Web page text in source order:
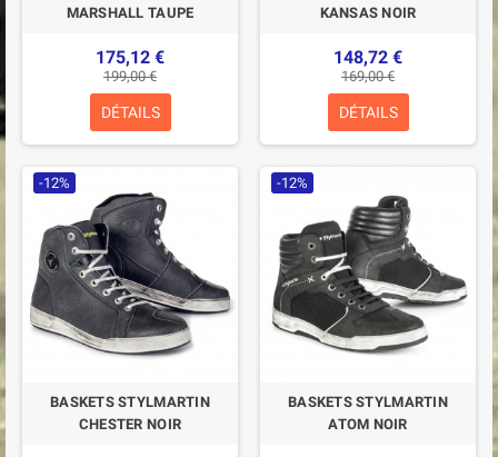
MARSHALL TAUPE
175,12 €
199,00 €
DÉTAILS
KANSAS NOIR
148,72 €
169,00 €
DÉTAILS
-12%
BASKETS STYLMARTIN
CHESTER NOIR
-12%
BASKETS STYLMARTIN
ATOM NOIR